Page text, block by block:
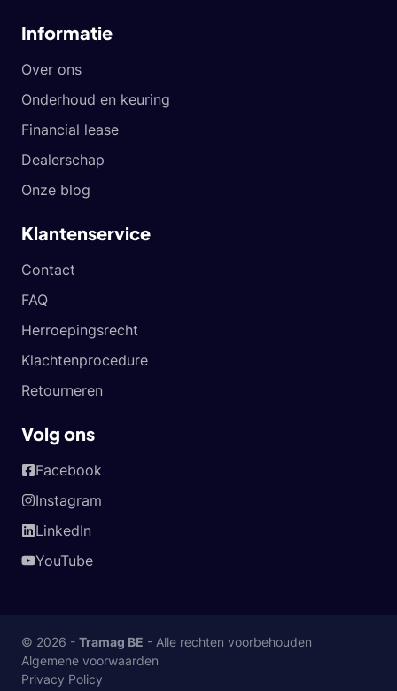
Informatie
Over ons
Onderhoud en keuring
Financial lease
Dealerschap
Onze blog
Klantenservice
Contact
FAQ
Herroepingsrecht
Klachtenprocedure
Retourneren
Volg ons
Facebook
Instagram
LinkedIn
YouTube
© 2026 - Tramag BE - Alle rechten voorbehouden
Algemene voorwaarden
Privacy Policy